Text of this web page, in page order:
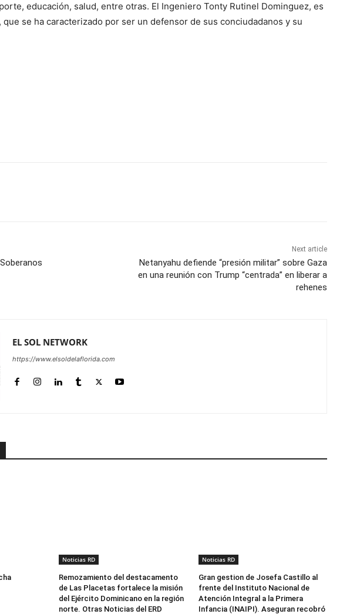
educación, salud, entre otras. El Ingeniero Tonty Rutinel Dominguez, es
se ha caracterizado por ser un defensor de sus conciudadanos y su
Next article
Netanyahu defiende “presión militar” sobre Gaza
en una reunión con Trump “centrada” en liberar a
rehenes
EL SOL NETWORK
https://www.elsoldelaflorida.com
Noticias RD
Remozamiento del destacamento
de Las Placetas fortalece la misión
del Ejército Dominicano en la región
norte. Otras Noticias del ERD
Noticias RD
Gran gestion de Josefa Castillo al
frente del Instituto Nacional de
Atención Integral a la Primera
Infancia (INAIPI). Aseguran recobró